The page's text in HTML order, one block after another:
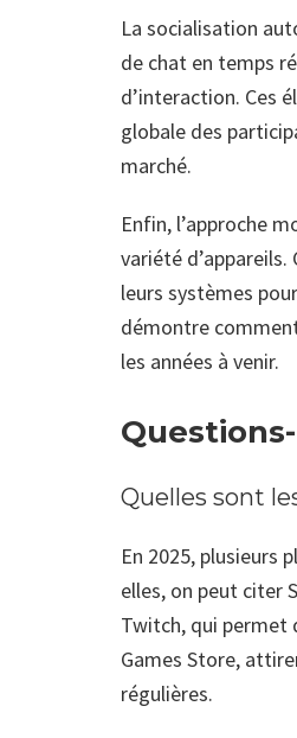
La socialisation
de chat en temps
d’interaction. Ces
globale des
marché.
Enfin, l’approche
variété
leurs systèmes
démontre
les années à venir.
Quelles sont
En 2025, plusieurs
elles, on peut citer
Twitch, qui permet
Games Store,
régulières.